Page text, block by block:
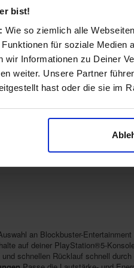
bist!
Wie so ziemlich alle
für soziale
wir Informationen zu Deiner
weiter. Unsere Partner
hast oder die sie im
★
★
★
★
★
1 Bewertungen
★
★
★
★
★
0 Bewertungen
an Blockbuster-
auf deiner PlayStation®5-
schnellen Rücklauf schnell